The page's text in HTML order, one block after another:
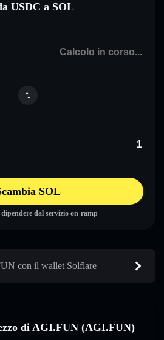
USDC a SOL
SOL
dal servizio on-ramp
con il wallet Solflare
di AGI.FUN (AGI.FUN)